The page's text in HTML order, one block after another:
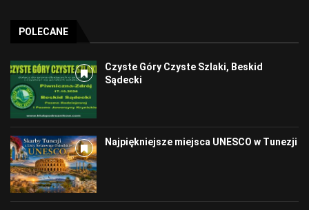
POLECANE
Czyste Góry Czyste Szlaki, Beskid
Sądecki
Najpiękniejsze miejsca UNESCO w Tunezji